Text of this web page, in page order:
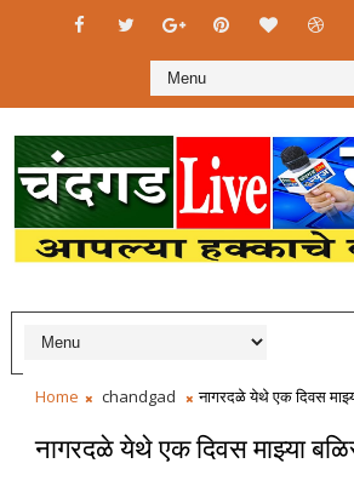
Home chandgad नागरदळे येथे एक दिवस
नागरदळे येथे एक दिवस माझ्या